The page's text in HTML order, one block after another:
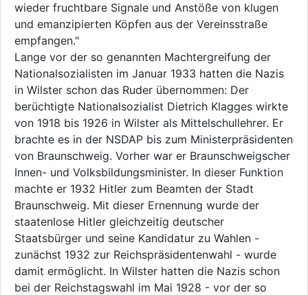
wieder fruchtbare Signale und Anstöße von klugen
und emanzipierten Köpfen aus der Vereinsstraße
empfangen."
Lange vor der so genannten Machtergreifung der
Nationalsozialisten im Januar 1933 hatten die Nazis
in Wilster schon das Ruder übernommen: Der
berüchtigte Nationalsozialist Dietrich Klagges wirkte
von 1918 bis 1926 in Wilster als Mittelschullehrer. Er
brachte es in der NSDAP bis zum Ministerpräsidenten
von Braunschweig. Vorher war er Braunschweigscher
Innen- und Volksbildungsminister. In dieser Funktion
machte er 1932 Hitler zum Beamten der Stadt
Braunschweig. Mit dieser Ernennung wurde der
staatenlose Hitler gleichzeitig deutscher
Staatsbürger und seine Kandidatur zu Wahlen -
zunächst 1932 zur Reichspräsidentenwahl - wurde
damit ermöglicht. In Wilster hatten die Nazis schon
bei der Reichstagswahl im Mai 1928 - vor der so